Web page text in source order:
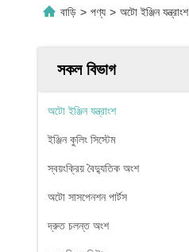
বাড়ি > পণ্য > অটো ইঞ্জিন যন্ত্রাংশ
সকল বিভাগ
অটো ইঞ্জিন যন্ত্রাংশ
ইঞ্জিন কুলিং সিস্টেম
স্বয়ংক্রিয় বৈদ্যুতিক অংশ
অটো সাসপেনশন পার্টস
দ্রুত চলন্ত অংশ